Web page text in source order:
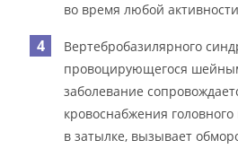
во время любой
Вертебробазилярного
провоцирующегося
заболевание
кровоснабжения
в затылке, вызывает